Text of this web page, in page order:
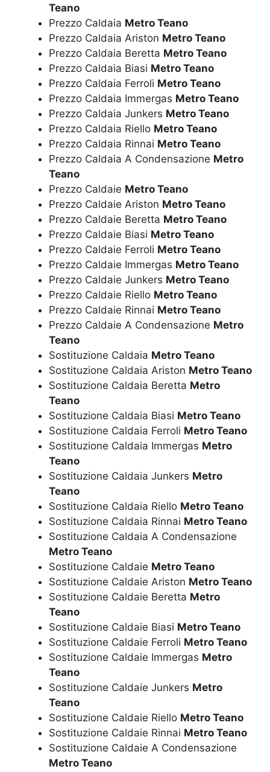
Teano
Prezzo Caldaia Metro Teano
Prezzo Caldaia Ariston Metro Teano
Prezzo Caldaia Beretta Metro Teano
Prezzo Caldaia Biasi Metro Teano
Prezzo Caldaia Ferroli Metro Teano
Prezzo Caldaia Immergas Metro Teano
Prezzo Caldaia Junkers Metro Teano
Prezzo Caldaia Riello Metro Teano
Prezzo Caldaia Rinnai Metro Teano
Prezzo Caldaia A Condensazione Metro
Teano
Prezzo Caldaie Metro Teano
Prezzo Caldaie Ariston Metro Teano
Prezzo Caldaie Beretta Metro Teano
Prezzo Caldaie Biasi Metro Teano
Prezzo Caldaie Ferroli Metro Teano
Prezzo Caldaie Immergas Metro Teano
Prezzo Caldaie Junkers Metro Teano
Prezzo Caldaie Riello Metro Teano
Prezzo Caldaie Rinnai Metro Teano
Prezzo Caldaie A Condensazione Metro
Teano
Sostituzione Caldaia Metro Teano
Sostituzione Caldaia Ariston Metro Teano
Sostituzione Caldaia Beretta Metro
Teano
Sostituzione Caldaia Biasi Metro Teano
Sostituzione Caldaia Ferroli Metro Teano
Sostituzione Caldaia Immergas Metro
Teano
Sostituzione Caldaia Junkers Metro
Teano
Sostituzione Caldaia Riello Metro Teano
Sostituzione Caldaia Rinnai Metro Teano
Sostituzione Caldaia A Condensazione
Metro Teano
Sostituzione Caldaie Metro Teano
Sostituzione Caldaie Ariston Metro Teano
Sostituzione Caldaie Beretta Metro
Teano
Sostituzione Caldaie Biasi Metro Teano
Sostituzione Caldaie Ferroli Metro Teano
Sostituzione Caldaie Immergas Metro
Teano
Sostituzione Caldaie Junkers Metro
Teano
Sostituzione Caldaie Riello Metro Teano
Sostituzione Caldaie Rinnai Metro Teano
Sostituzione Caldaie A Condensazione
Metro Teano